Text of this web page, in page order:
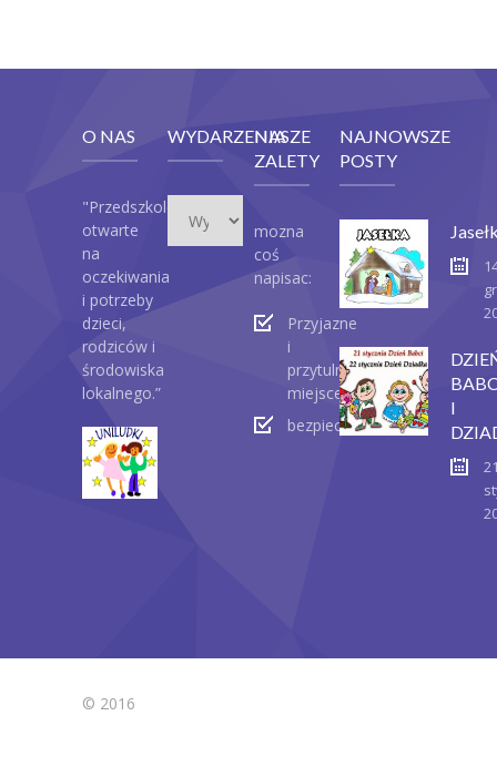
O NAS
"Przedszkole
otwarte
na
oczekiwania
i potrzeby
dzieci,
rodziców i
środowiska
lokalnego.”
WYDARZENIA
NASZE
ZALETY
mozna
coś
napisac:
Przyjazne
i
przytulne
miejsce
bezpieczeństwo
NAJNOWSZE
POSTY
I
© 2016